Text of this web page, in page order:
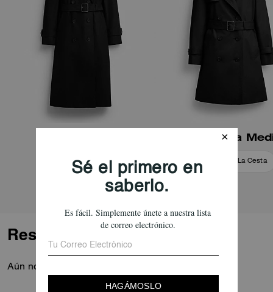
Añadir A La Cesta
Gabardina
Añadir A La Cesta
Reseñas
Aún no hay opiniones.